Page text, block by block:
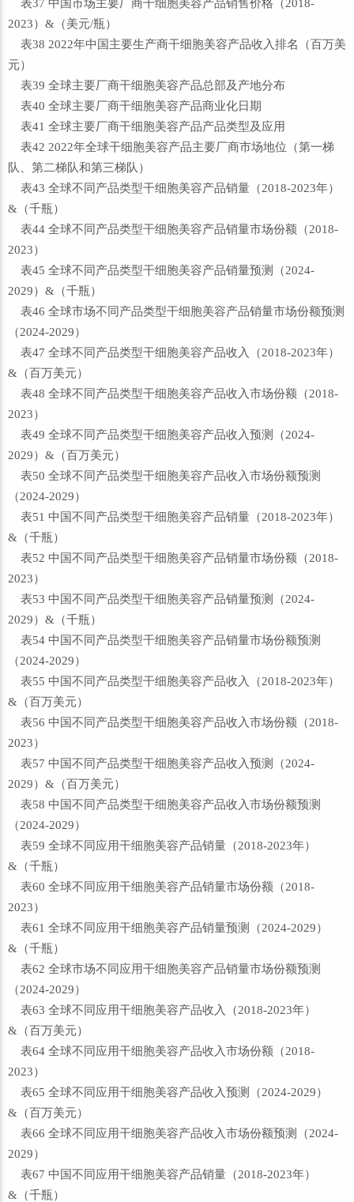
表37 中国市场主要厂商干细胞美容产品销售价格（2018-
2023）&（美元/瓶）
表38 2022年中国主要生产商干细胞美容产品收入排名（百万美
元）
表39 全球主要厂商干细胞美容产品总部及产地分布
表40 全球主要厂商干细胞美容产品商业化日期
表41 全球主要厂商干细胞美容产品产品类型及应用
表42 2022年全球干细胞美容产品主要厂商市场地位（第一梯
队、第二梯队和第三梯队）
表43 全球不同产品类型干细胞美容产品销量（2018-2023年）
&（千瓶）
表44 全球不同产品类型干细胞美容产品销量市场份额（2018-
2023）
表45 全球不同产品类型干细胞美容产品销量预测（2024-
2029）&（千瓶）
表46 全球市场不同产品类型干细胞美容产品销量市场份额预测
（2024-2029）
表47 全球不同产品类型干细胞美容产品收入（2018-2023年）
&（百万美元）
表48 全球不同产品类型干细胞美容产品收入市场份额（2018-
2023）
表49 全球不同产品类型干细胞美容产品收入预测（2024-
2029）&（百万美元）
表50 全球不同产品类型干细胞美容产品收入市场份额预测
（2024-2029）
表51 中国不同产品类型干细胞美容产品销量（2018-2023年）
&（千瓶）
表52 中国不同产品类型干细胞美容产品销量市场份额（2018-
2023）
表53 中国不同产品类型干细胞美容产品销量预测（2024-
2029）&（千瓶）
表54 中国不同产品类型干细胞美容产品销量市场份额预测
（2024-2029）
表55 中国不同产品类型干细胞美容产品收入（2018-2023年）
&（百万美元）
表56 中国不同产品类型干细胞美容产品收入市场份额（2018-
2023）
表57 中国不同产品类型干细胞美容产品收入预测（2024-
2029）&（百万美元）
表58 中国不同产品类型干细胞美容产品收入市场份额预测
（2024-2029）
表59 全球不同应用干细胞美容产品销量（2018-2023年）
&（千瓶）
表60 全球不同应用干细胞美容产品销量市场份额（2018-
2023）
表61 全球不同应用干细胞美容产品销量预测（2024-2029）
&（千瓶）
表62 全球市场不同应用干细胞美容产品销量市场份额预测
（2024-2029）
表63 全球不同应用干细胞美容产品收入（2018-2023年）
&（百万美元）
表64 全球不同应用干细胞美容产品收入市场份额（2018-
2023）
表65 全球不同应用干细胞美容产品收入预测（2024-2029）
&（百万美元）
表66 全球不同应用干细胞美容产品收入市场份额预测（2024-
2029）
表67 中国不同应用干细胞美容产品销量（2018-2023年）
&（千瓶）